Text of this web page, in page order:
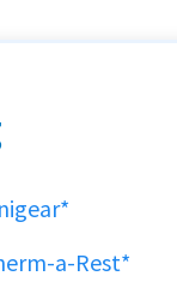
a-Rest*